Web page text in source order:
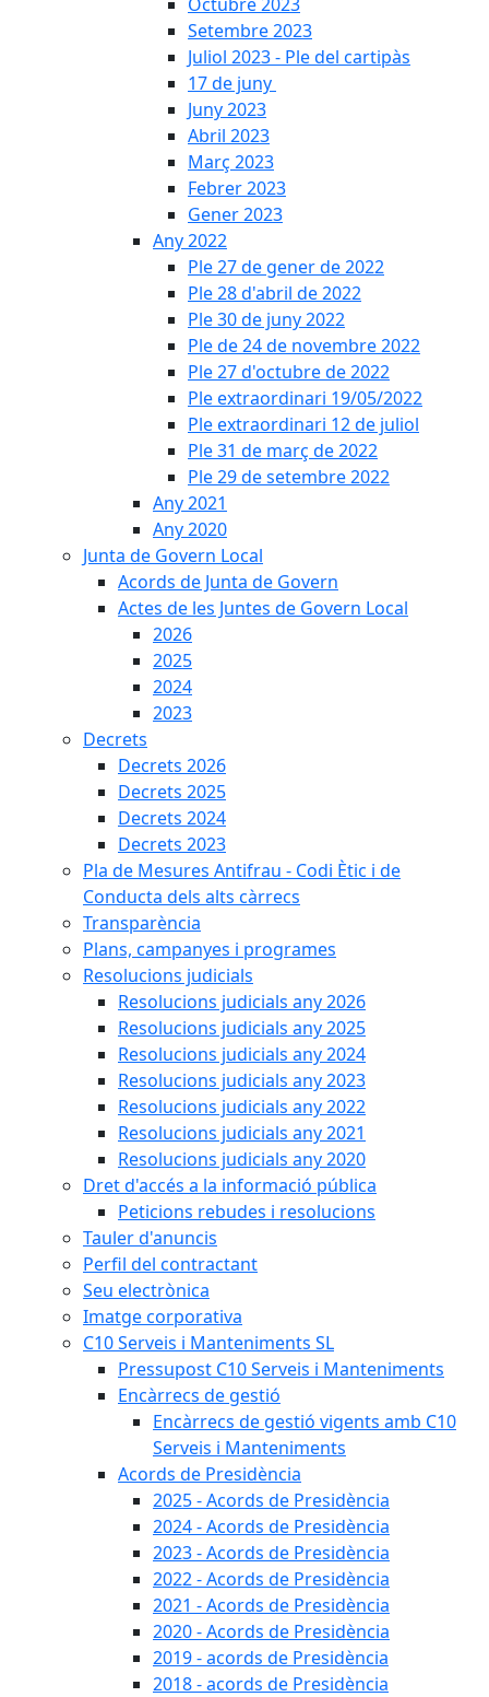
Setembre 2023
Juliol 2023 - Ple del cartipàs
17 de juny
Juny 2023
Abril 2023
Març 2023
Febrer 2023
Gener 2023
Any 2022
Ple 27 de gener de 2022
Ple 28 d'abril de 2022
Ple 30 de juny 2022
Ple de 24 de novembre 2022
Ple 27 d'octubre de 2022
Ple extraordinari 19/05/2022
Ple extraordinari 12 de juliol
Ple 31 de març de 2022
Ple 29 de setembre 2022
Any 2021
Any 2020
Junta de Govern Local
Acords de Junta de Govern
Actes de les Juntes de Govern Local
2026
2025
2024
2023
Decrets
Decrets 2026
Decrets 2025
Decrets 2024
Decrets 2023
Pla de Mesures Antifrau - Codi Ètic i de
Conducta dels alts càrrecs
Transparència
Plans, campanyes i programes
Resolucions judicials
Resolucions judicials any 2026
Resolucions judicials any 2025
Resolucions judicials any 2024
Resolucions judicials any 2023
Resolucions judicials any 2022
Resolucions judicials any 2021
Resolucions judicials any 2020
Dret d'accés a la informació pública
Peticions rebudes i resolucions
Tauler d'anuncis
Perfil del contractant
Seu electrònica
Imatge corporativa
C10 Serveis i Manteniments SL
Pressupost C10 Serveis i Manteniments
Encàrrecs de gestió
Encàrrecs de gestió vigents amb C10
Serveis i Manteniments
Acords de Presidència
2025 - Acords de Presidència
2024 - Acords de Presidència
2023 - Acords de Presidència
2022 - Acords de Presidència
2021 - Acords de Presidència
2020 - Acords de Presidència
2019 - acords de Presidència
2018 - acords de Presidència